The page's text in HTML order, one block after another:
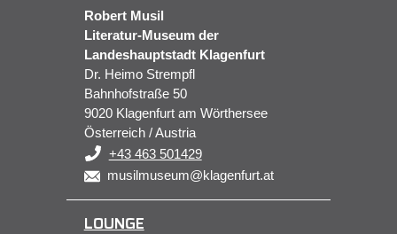
Robert Musil
Literatur-Museum der
Landeshauptstadt Klagenfurt
Dr. Heimo Strempfl
Bahnhofstraße 50
9020 Klagenfurt am Wörthersee
Österreich / Austria
+43 463 501429
musilmuseum@klagenfurt.at
LOUNGE